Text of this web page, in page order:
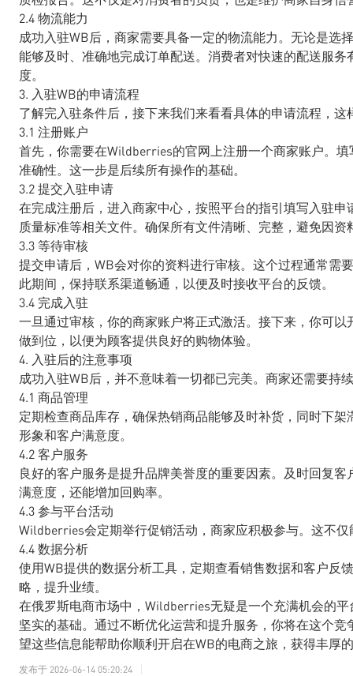
2.4 物流能力
成功入驻WB后，商家需要具备一定的物流能力。无论是选
能够及时、准确地完成订单配送。消费者对快速的配送服
度。
3. 入驻WB的申请流程
了解完入驻条件后，接下来我们来看看具体的申请流程，
3.1 注册账户
首先，你需要在Wildberries的官网上注册一个商家账户。
准确性。这一步是后续所有操作的基础。
3.2 提交入驻申请
在完成注册后，进入商家中心，按照平台的指引填写入驻
质量标准等相关文件。确保所有文件清晰、完整，避免因
3.3 等待审核
提交申请后，WB会对你的资料进行审核。这个过程通常需
此期间，保持联系渠道畅通，以便及时接收平台的反馈。
3.4 完成入驻
一旦通过审核，你的商家账户将正式激活。接下来，你可
做到位，以便为顾客提供良好的购物体验。
4. 入驻后的注意事项
成功入驻WB后，并不意味着一切都已完美。商家还需要持
4.1 商品管理
定期检查商品库存，确保热销商品能够及时补货，同时下
形象和客户满意度。
4.2 客户服务
良好的客户服务是提升品牌美誉度的重要因素。及时回复
满意度，还能增加回购率。
4.3 参与平台活动
Wildberries会定期举行促销活动，商家应积极参与。这不
4.4 数据分析
使用WB提供的数据分析工具，定期查看销售数据和客户反
略，提升业绩。
在俄罗斯电商市场中，Wildberries无疑是一个充满机会的
坚实的基础。通过不断优化运营和提升服务，你将在这个
望这些信息能帮助你顺利开启在WB的电商之旅，获得丰厚
发布于 2026-06-14 05:20:24